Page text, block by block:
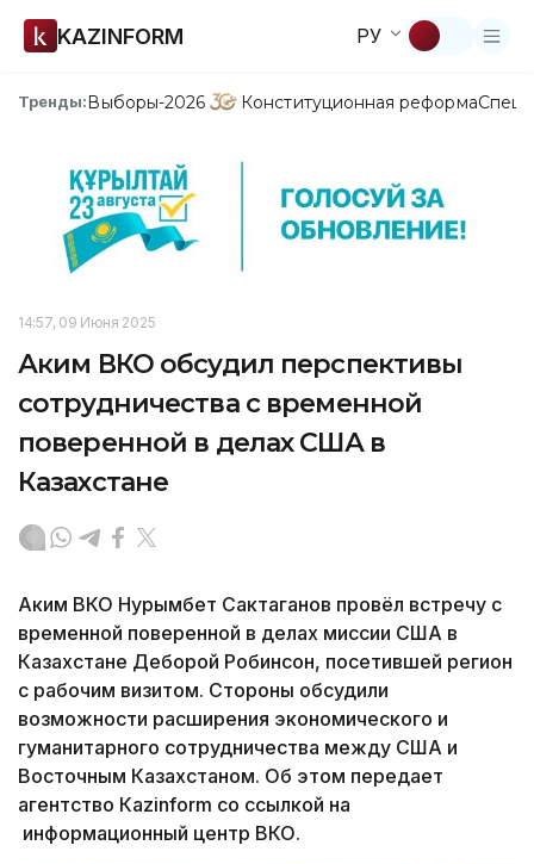
KAZINFORM РУ
Тренды:Выборы-2026 Конституционная реформа
14:57, 09 Июня 2025
Аким ВКО обсудил перспективы
сотрудничества с временной
поверенной в делах США в
Казахстане
Аким ВКО Нурымбет Сактаганов провёл встречу с
временной поверенной в делах миссии США в
Казахстане Деборой Робинсон, посетившей регион
с рабочим визитом. Стороны обсудили
возможности расширения экономического и
гуманитарного сотрудничества между США и
Восточным Казахстаном. Об этом передает
агентство Кazinform со ссылкой на
информационный центр ВКО.